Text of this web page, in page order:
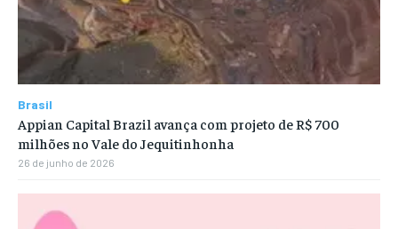
Brasil
Appian Capital Brazil avança com projeto de R$ 700
milhões no Vale do Jequitinhonha
26 de junho de 2026